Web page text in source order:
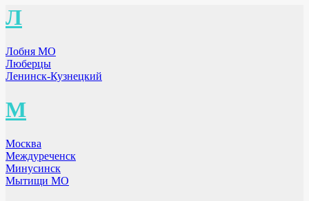
Л
Лобня МО
Люберцы
Ленинск-Кузнецкий
М
Москва
Междуреченск
Минусинск
Мытищи МО